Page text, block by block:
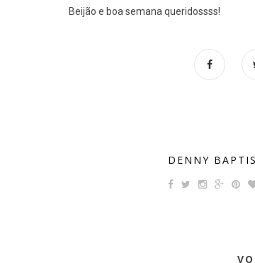
Beijão e boa semana queridossss!
DENNY